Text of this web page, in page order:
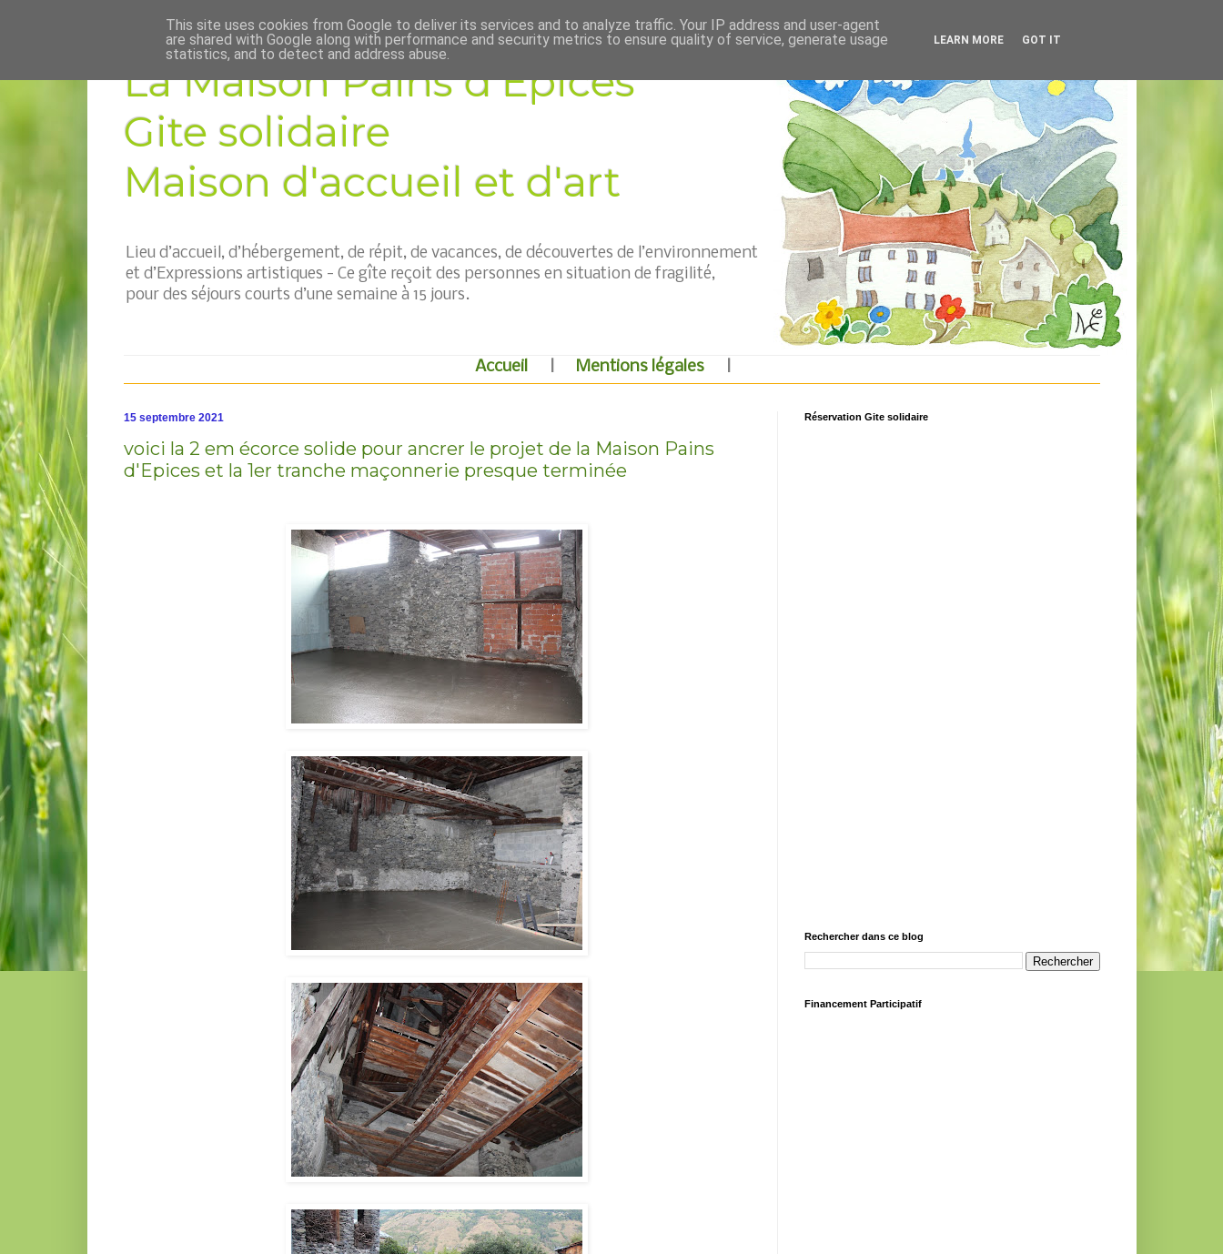
La Maison Pains d'Épices
Gite solidaire
Maison d'accueil et d'art
Lieu d’accueil, d’hébergement, de répit, de vacances, de découvertes de l’environnement
et d’Expressions artistiques - Ce gîte reçoit des personnes en situation de fragilité,
pour des séjours courts d’une semaine à 15 jours.
Accueil Mentions légales
15 septembre 2021
voici la 2 em écorce solide pour ancrer le projet de la Maison Pains
d'Epices et la 1er tranche maçonnerie presque terminée
Réservation Gite solidaire
Rechercher dans ce blog
Financement Participatif
This site uses cookies from Google to deliver its services and to analyze traffic. Your IP address and user-agent
are shared with Google along with performance and security metrics to ensure quality of service, generate usage
statistics, and to detect and address abuse.
LEARN MORE GOT IT